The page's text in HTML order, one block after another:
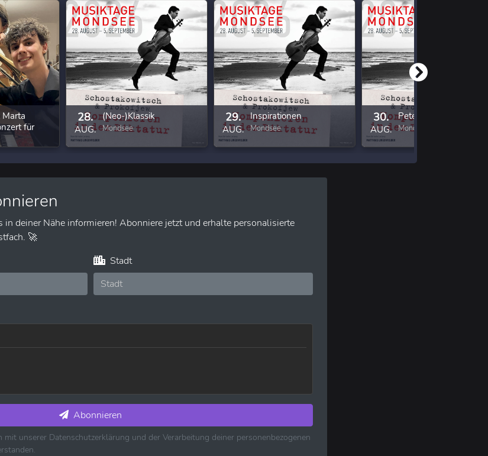
Marta
für
28.
AUG.
(Neo-)Klassik
Mondsee
29.
AUG.
Inspirationen
Mondsee
30.
AUG.
Peter und der Wolf
Mondsee
in deiner Nähe informieren! Abonniere jetzt und erhalte personalisierte
🚀
Stadt
Abonnieren
unserer Datenschutzerklärung und der Verarbeitung deiner personenbezogenen